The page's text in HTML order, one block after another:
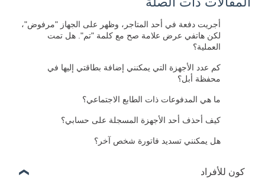
أجريت دفعة في أحد المتاجر، وظهر على الجهاز "مرفوض"،
لكن هاتفي عرض علامة صح مع كلمة "تم". هل تمت
العملية؟
كم عدد الأجهزة التي يمكنني إضافة بطاقتي إليها في
محفظة أبل؟
ما هي المدفوعات ذات الطابع الاجتماعي؟
كيف أحذف أحد الأجهزة المسجلة على حسابي؟
هل يمكنني تسديد فاتورة شخص آخر؟
كون للأفراد